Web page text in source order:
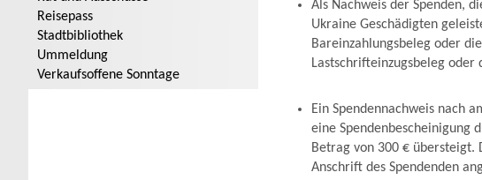
Reisepass
Stadtbibliothek
Ummeldung
Verkaufsoffene Sonntage
Als Nachweis der Spenden,
Ukraine Geschädigten
Bareinzahlungsbeleg oder
Lastschrifteinzugsbeleg oder
Ein Spendennachweis nach
eine Spendenbescheinigung
Betrag von 300 € übersteigt.
Anschrift des Spendenden